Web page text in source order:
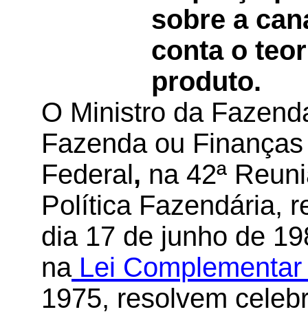
sobre a
conta o
produto.
O Ministro da
Fazenda ou
Federal, na 42ª
Política Fazendária,
dia 17 de junho de
na Lei Complementar
1975, resolvem